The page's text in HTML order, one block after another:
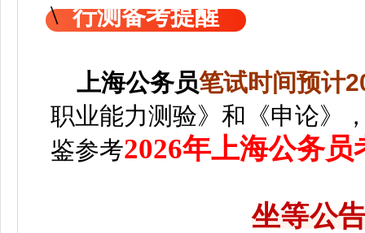
行测备考提醒
上海公务员笔试时间预计
职业能力测验》和《申论》
鉴参考2026年上海公务员
坐等公